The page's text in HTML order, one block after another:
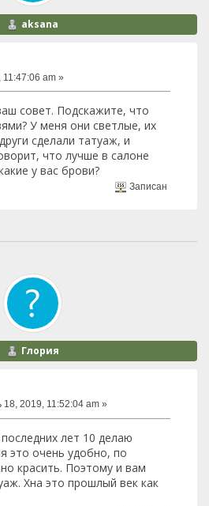
aksana
am »
совет. Подскажите, что
У меня они светлые, их
сделали татуаж, и
что лучше в салоне
у вас брови?
Записан
Глория
18, 2019, 11:52:04 am »
лет 10 делаю
это очень удобно, по
красить. Поэтому и вам
Хна это прошлый век как